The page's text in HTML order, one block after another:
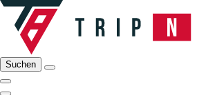
Suchen